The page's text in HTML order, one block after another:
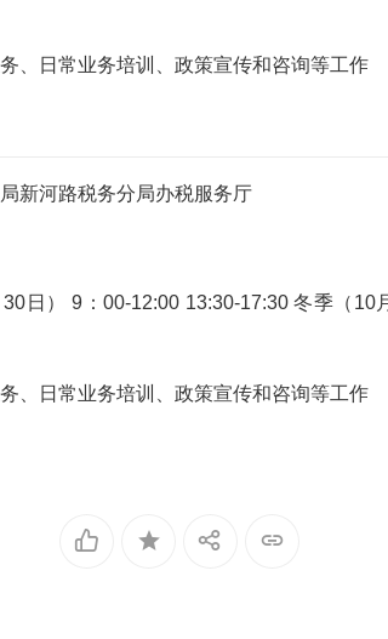
、日常业务培训、政策宣传和咨询等工作
新河路税务分局办税服务厅
日） 9：00-12:00 13:30-17:30 冬季（
、日常业务培训、政策宣传和咨询等工作